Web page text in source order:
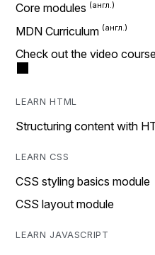
Core modules
MDN Curriculum
Check out the video
LEARN HTML
Structuring content with
LEARN CSS
CSS styling basics module
CSS layout module
LEARN JAVASCRIPT